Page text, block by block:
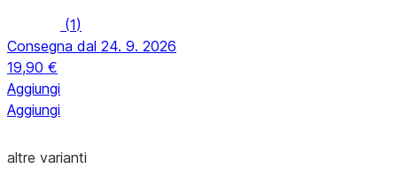
(1)
Consegna dal 24. 9. 2026
19,90 €
Aggiungi
Aggiungi
altre varianti